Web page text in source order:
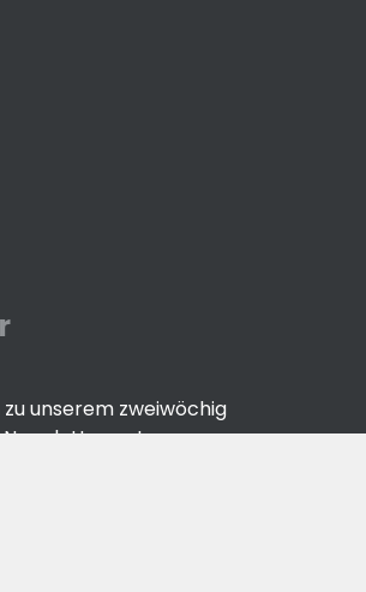
zu unserem zweiwöchig
an!